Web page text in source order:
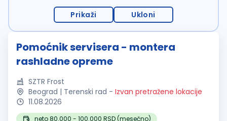
Prikaži Ukloni
Pomoćnik servisera - montera
rashladne opreme
SZTR Frost
Beograd | Terenski rad - Izvan pretražene lokacije
11.08.2026
neto 80.000 - 100.000 RSD (mesečno)